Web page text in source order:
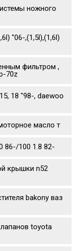
ножного
"06-,(1,5l),(1,6l)
фильтром ,
70z
18 "98-, daewoo
масло т
86-/100 1.8 82-
крышки n52
bakony ваз
toyota